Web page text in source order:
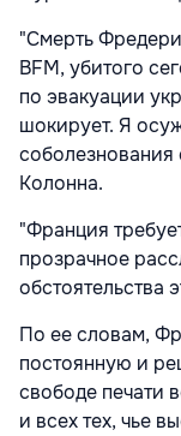
"Смерть
BFM, убитого
по эвакуации
шокирует. Я
соболезнования
Колонна.
"Франция
прозрачное
обстоятельства
По ее словам,
постоянную и
свободе печати
и всех тех, чье